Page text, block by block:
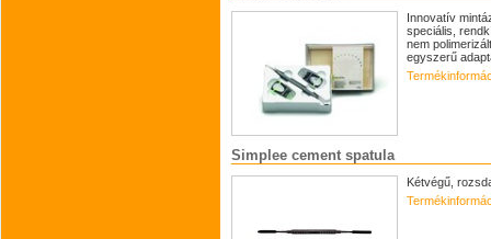
Innovatív
speciális,
nem
egyszerű
Simplee cement spatula
Kétvégű,